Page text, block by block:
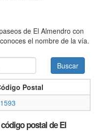
de El Almendro con
el nombre de la vía.
Buscar
Postal
postal de El